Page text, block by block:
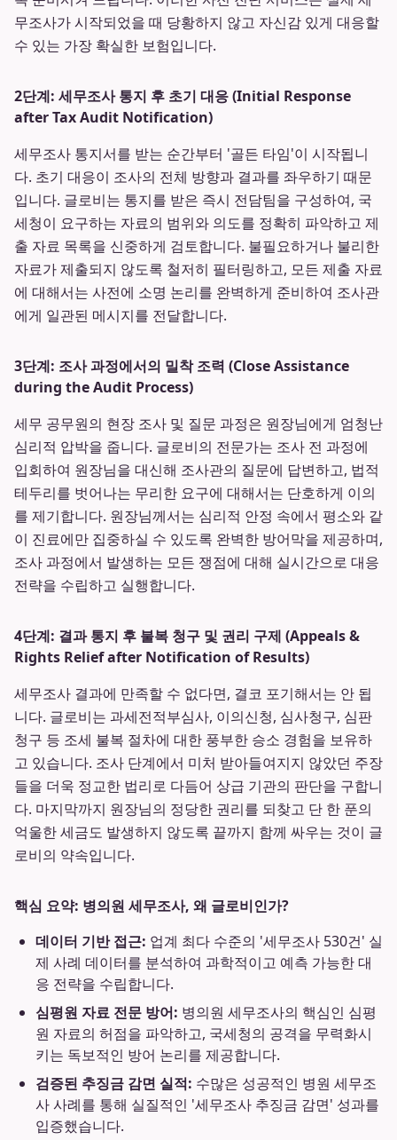
무조사가 시작되었을 때 당황하지 않고 자신감 있게 대응할
수 있는 가장 확실한 보험입니다.
2단계: 세무조사 통지 후 초기 대응 (Initial Response
after Tax Audit Notification)
세무조사 통지서를 받는 순간부터 '골든 타임'이 시작됩니
다. 초기 대응이 조사의 전체 방향과 결과를 좌우하기 때문
입니다. 글로비는 통지를 받은 즉시 전담팀을 구성하여, 국
세청이 요구하는 자료의 범위와 의도를 정확히 파악하고 제
출 자료 목록을 신중하게 검토합니다. 불필요하거나 불리한
자료가 제출되지 않도록 철저히 필터링하고, 모든 제출 자료
에 대해서는 사전에 소명 논리를 완벽하게 준비하여 조사관
에게 일관된 메시지를 전달합니다.
3단계: 조사 과정에서의 밀착 조력 (Close Assistance
during the Audit Process)
세무 공무원의 현장 조사 및 질문 과정은 원장님에게 엄청난
심리적 압박을 줍니다. 글로비의 전문가는 조사 전 과정에
입회하여 원장님을 대신해 조사관의 질문에 답변하고, 법적
테두리를 벗어나는 무리한 요구에 대해서는 단호하게 이의
를 제기합니다. 원장님께서는 심리적 안정 속에서 평소와 같
이 진료에만 집중하실 수 있도록 완벽한 방어막을 제공하며,
조사 과정에서 발생하는 모든 쟁점에 대해 실시간으로 대응
전략을 수립하고 실행합니다.
4단계: 결과 통지 후 불복 청구 및 권리 구제 (Appeals &
Rights Relief after Notification of Results)
세무조사 결과에 만족할 수 없다면, 결코 포기해서는 안 됩
니다. 글로비는 과세전적부심사, 이의신청, 심사청구, 심판
청구 등 조세 불복 절차에 대한 풍부한 승소 경험을 보유하
고 있습니다. 조사 단계에서 미처 받아들여지지 않았던 주장
들을 더욱 정교한 법리로 다듬어 상급 기관의 판단을 구합니
다. 마지막까지 원장님의 정당한 권리를 되찾고 단 한 푼의
억울한 세금도 발생하지 않도록 끝까지 함께 싸우는 것이 글
로비의 약속입니다.
핵심 요약: 병의원 세무조사, 왜 글로비인가?
데이터 기반 접근: 업계 최다 수준의 '세무조사 530건' 실
제 사례 데이터를 분석하여 과학적이고 예측 가능한 대
응 전략을 수립합니다.
심평원 자료 전문 방어: 병의원 세무조사의 핵심인 심평
원 자료의 허점을 파악하고, 국세청의 공격을 무력화시
키는 독보적인 방어 논리를 제공합니다.
검증된 추징금 감면 실적: 수많은 성공적인 병원 세무조
사 사례를 통해 실질적인 '세무조사 추징금 감면' 성과를
입증했습니다.